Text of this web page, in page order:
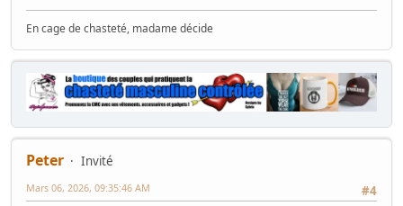
En cage de chasteté, madame décide
Peter
Invité
#4
Mars 06, 2026, 09:35:46 AM